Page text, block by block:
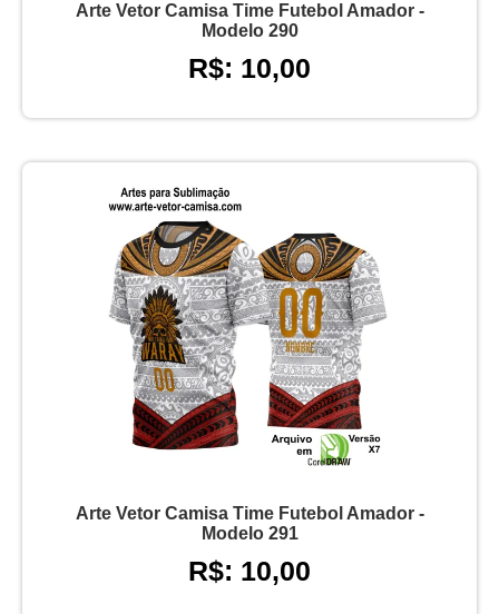
Arte Vetor Camisa Time Futebol Amador -
Modelo 290
R$: 10,00
Arte Vetor Camisa Time Futebol Amador -
Modelo 291
R$: 10,00